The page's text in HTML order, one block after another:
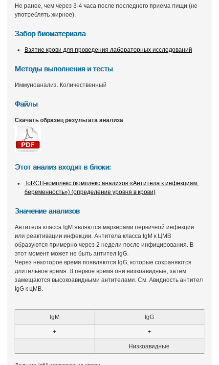
Не ранее, чем через 3-4 часа после последнего приема пищи (не
употреблять жирное).
Забор биоматериала
Взятие крови для проведения лабораторных исследований
Методы выполнения и тесты
Иммуноанализ. Количественный
Файлы
Скачать образец результата анализа
Этот анализ входит в блоки:
ToRCH-комплекс (комплекс анализов «Антитела к инфекциям,
беременность») (определение уровня в крови)
Значение анализов
Антитела класса IgM являются маркерами первичной инфекции
или реактивации инфекции. Антитела класса IgM к ЦМВ
образуются примерно через 2 недели после инфицирования. В
этот момент может не быть антител IgG.
Через некоторое время появляются IgG, которые сохраняются
длительное время. В первое время они низкоавидные, затем
замещаются высокоавидными антителами. См. Авидность антител
IgG к цМВ.
IgM IgG
+ +
Низкоавидные